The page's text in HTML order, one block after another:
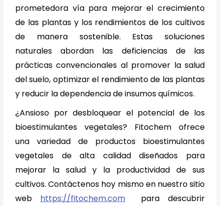
prometedora vía para mejorar el crecimiento
de las plantas y los rendimientos de los cultivos
de manera sostenible. Estas soluciones
naturales abordan las deficiencias de las
prácticas convencionales al promover la salud
del suelo, optimizar el rendimiento de las plantas
y reducir la dependencia de insumos químicos.
¿Ansioso por desbloquear el potencial de los
bioestimulantes vegetales? Fitochem ofrece
una variedad de productos bioestimulantes
vegetales de alta calidad diseñados para
mejorar la salud y la productividad de sus
cultivos. Contáctenos hoy mismo en nuestro sitio
web https://fitochem.compara descubrir